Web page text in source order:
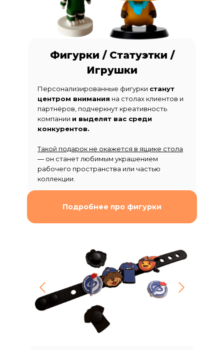
Фигурки / Статуэтки /
Игрушки
Подробнее про фигурки
Персонализированные фигурки станут
центром внимания на столах клиентов и
партнёров, подчеркнут креативность
компании и выделят вас среди
конкурентов.
Такой подарок не окажется в ящике стола
— он станет любимым украшением
рабочего пространства или частью
коллекции.